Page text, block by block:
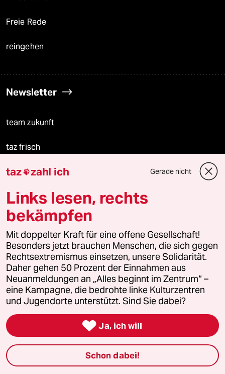
Freie Rede
reingehen
Newsletter
team zukunft
taz frisch
taz zahl ich
taz lab Infobrief
Veranstaltungen
Demnächst
Vor Ort
Live im Stream
Vergangene
taz zahl ich Gerade nicht
Links lesen, rechts
bekämpfen
Mit doppelter Kraft für eine offene Gesellschaft!
Besonders jetzt brauchen Menschen, die sich gegen
Rechtsextremismus einsetzen, unsere Solidarität.
Daher gehen 50 Prozent der Einnahmen aus
Neuanmeldungen an „Alles beginnt im Zentrum“ –
eine Kampagne, die bedrohte linke Kulturzentren
und Jugendorte unterstützt. Sind Sie dabei?
 Ja, ich will
Schon dabei!